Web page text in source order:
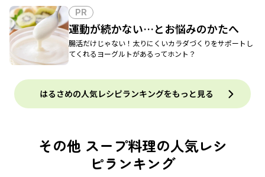
PR
運動が続かない…とお悩みのかたへ
腸活だけじゃない！太りにくいカラダづくりをサポートし
てくれるヨーグルトがあるってホント？
はるさめの人気レシピランキングをもっと見る
その他 スープ料理の人気レシ
ピランキング